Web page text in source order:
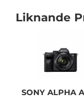
Liknande
SONY ALPHA